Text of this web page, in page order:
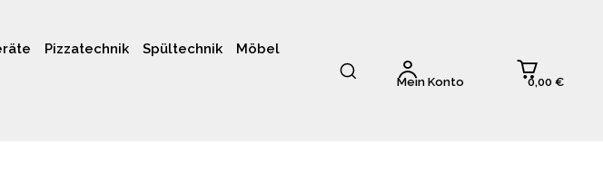
Pizzatechnik Spültechnik Möbel
Mein Konto 0,00 €